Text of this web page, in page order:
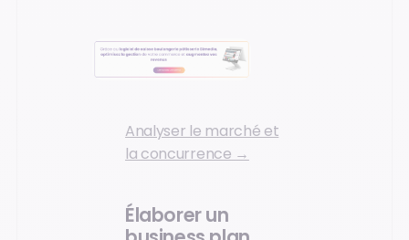
Analyser le marché et
la concurrence →
Élaborer un